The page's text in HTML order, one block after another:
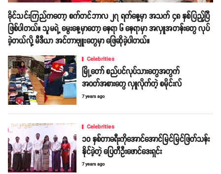
ခိုင်သင်းကြည်ကတော့ စက်တင်ဘာလ ၂၇ ရက်နေ့မှာ အသက် ၄၈ နှစ်ပြည့်ပြီ
ဖြစ်ပါတယ်။ သူမရဲ့ မွေးနေ့မှာတော့ နေရာ ၆ နေရာမှာ အလှူအတန်းတွေ လုပ်
ခဲ့တယ်လို့ မီဒီယာ အင်တာဗျူးတွေမှာ ဖြေဆိုခဲ့ပါတယ်။
Celebrities
မြို့တော် စည်ပင်လုပ်သားတွေအတွက်
အဝတ်အစားတွေ လှူလိုက်တဲ့ စမိုင်းလ်
7 years ago
Celebrities
၁၀ နှစ်တာခရီးကိုအောင်အောင်မြင်မြင်ဖြတ်သန်း
နိုင်ခဲ့တဲ့ ပြေတီဦးဖောင်ဒေးရှင်း
7 years ago